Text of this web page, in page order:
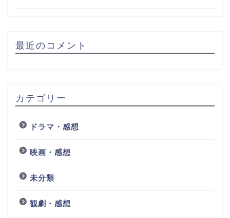
最近のコメント
カテゴリー
ドラマ・感想
映画・感想
未分類
観劇・感想